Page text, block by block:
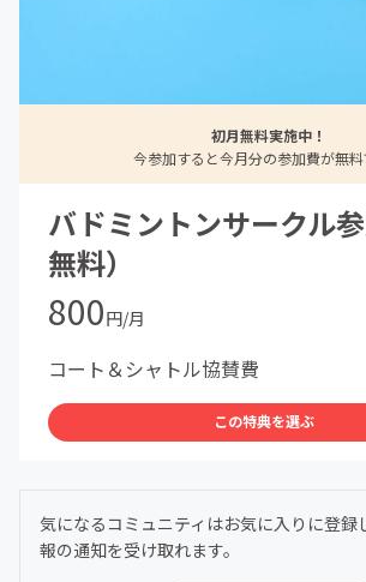
初月無料実施中！
今参加すると今月分の参加費が無料
バドミントンサークル
無料）
800円/月
コート＆シャトル協賛費
この特典を選ぶ
気になるコミュニティはお気に入りに登録
報の通知を受け取れます。